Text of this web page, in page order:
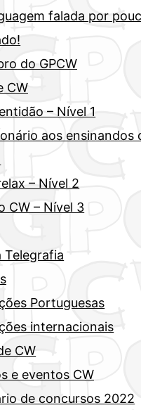
falada por
do GPCW
CW
– Nível 1
aos ensinandos
– Nível 2
CW – Nível 3
Telegrafia
Portuguesas
internacionais
CW
e eventos CW
de concursos 2022